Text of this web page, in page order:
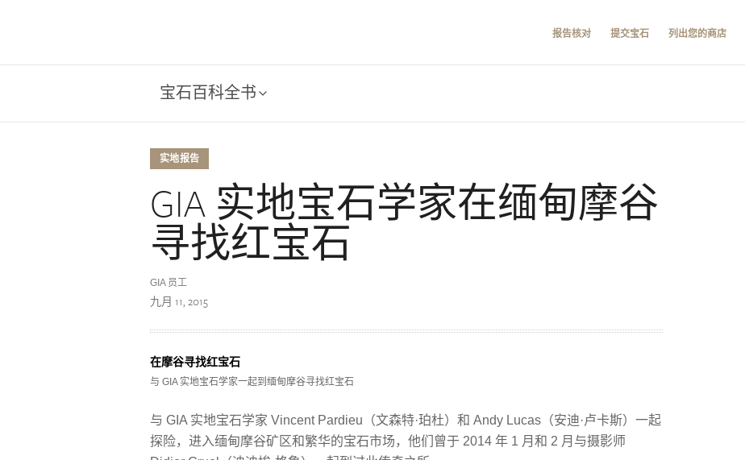
报告核对 提交宝石 列出您的商店
宝石百科全书
实地报告
GIA 实地宝石学家在缅甸摩谷
寻找红宝石
GIA 员工
九月 11, 2015
在摩谷寻找红宝石
与 GIA 实地宝石学家一起到缅甸摩谷寻找红宝石
与 GIA 实地宝石学家 Vincent Pardieu（文森特·珀杜）和 Andy Lucas（安迪·卢卡斯）一起
探险，进入缅甸摩谷矿区和繁华的宝石市场，他们曾于 2014 年 1 月和 2 月与摄影师